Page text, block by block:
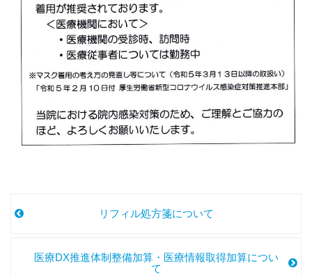
リフィル処方箋について
医療DX推進体制整備加算・医療情報取得加算につい
て